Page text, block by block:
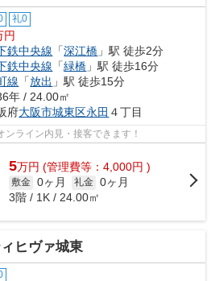
礼0
円
鉄中央線 「深江橋 」駅 徒歩2分
鉄中央線 「緑橋 」駅 徒歩16分
線 「放出 」駅 徒歩15分
年 / 24.00㎡
府大阪市城東区永田 ４丁目
ライン内見・接客できます！
5万円 (管理費等：4,000円 )
敷金 0ヶ月 礼金 0ヶ月
3階 / 1K / 24.00㎡
ヒヴァ城東